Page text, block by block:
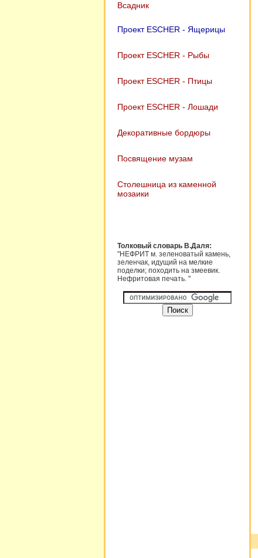
Всадник
Проект ESCHER - Ящерицы
Проект ESCHER - Рыбы
Проект ESCHER - Птицы
Проект ESCHER - Лошади
Декоративные бордюры
Посвящение музам
Столешница из каменной
мозаики
Толковый словарь В.Даля:
"НЕФРИТ м. зеленоватый камень,
зеленчак, идущий на мелкие
поделки; походить на змеевик.
Нефритовая печать. "